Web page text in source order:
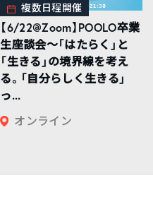
複数日程開催
【6/22@Zoom】POOLO卒業
生座談会〜「はたらく」と
「生きる」の境界線を考え
る。「自分らしく生きる」
っ...
オンライン